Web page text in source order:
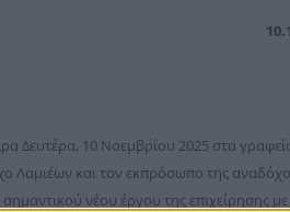
Δευτέρα, 10 Νοεμβρίου 2025 στα
Λαμιέων και τον εκπρόσωπο της
νέου έργου της επιχείρησης με